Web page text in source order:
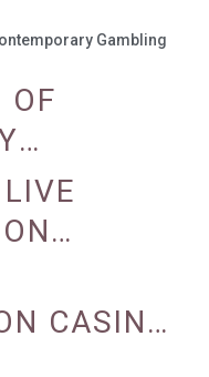
Gambling
OF
CASINO